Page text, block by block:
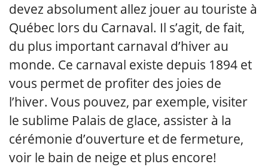
devez absolument allez jouer au touriste à
Québec lors du Carnaval. Il s’agit, de fait,
du plus important carnaval d’hiver au
monde. Ce carnaval existe depuis 1894 et
vous permet de profiter des joies de
l’hiver. Vous pouvez, par exemple, visiter
le sublime Palais de glace, assister à la
cérémonie d’ouverture et de fermeture,
voir le bain de neige et plus encore!